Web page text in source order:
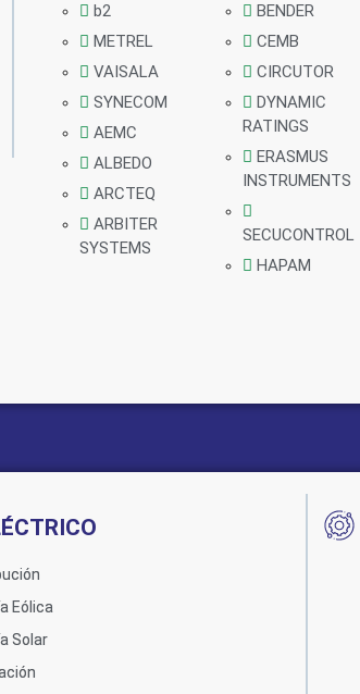
b2
METREL
VAISALA
SYNECOM
AEMC
ALBEDO
ARCTEQ
ARBITER
SYSTEMS
BENDER
CEMB
CIRCUTOR
DYNAMIC
RATINGS
ERASMUS
INSTRUMENTS
SECUCONTROL
HAPAM
Eólica
Solar